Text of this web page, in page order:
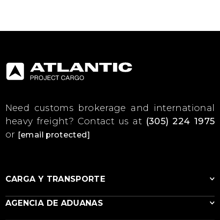
Need customs brokerage and international
heavy freight? Contact us at (305) 224 1975
or [email protected]
CARGA Y TRANSPORTE
Flete Marítimo
AGENCIA DE ADUANAS